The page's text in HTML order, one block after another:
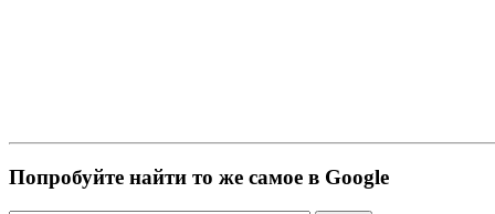
Попробуйте найти то же самое в Google